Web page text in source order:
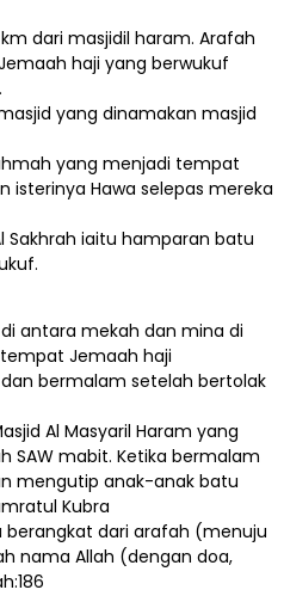
dari masjidil haram. Arafah
haji yang berwukuf
yang dinamakan masjid
yang menjadi tempat
isterinya Hawa selepas mereka
Sakhrah iaitu hamparan batu
antara mekah dan mina di
Jemaah haji
bermalam setelah bertolak
Al Masyaril Haram yang
SAW mabit. Ketika bermalam
mengutip anak-anak batu
Kubra
berangkat dari arafah (menuju
nama Allah (dengan doa,